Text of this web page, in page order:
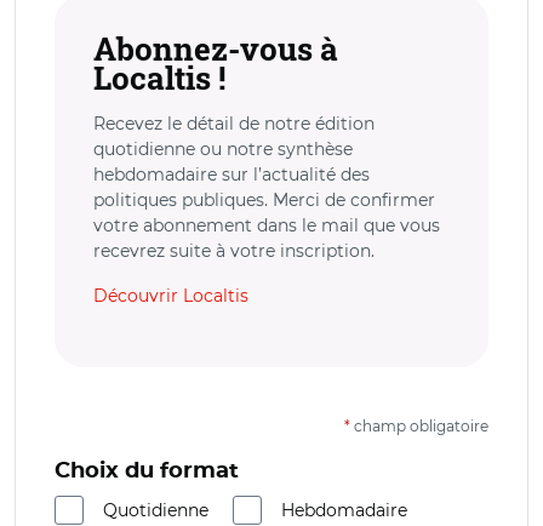
Abonnez-vous à
Localtis !
Recevez le détail de notre édition
quotidienne ou notre synthèse
hebdomadaire sur l’actualité des
politiques publiques. Merci de confirmer
votre abonnement dans le mail que vous
recevrez suite à votre inscription.
Découvrir Localtis
* champ obligatoire
Choix du format
Quotidienne
Hebdomadaire